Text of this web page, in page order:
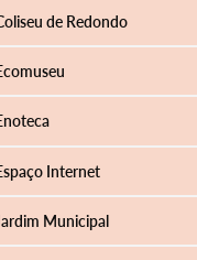
Categorias gerais
Filtros
de Redondo
Internet
Municipal